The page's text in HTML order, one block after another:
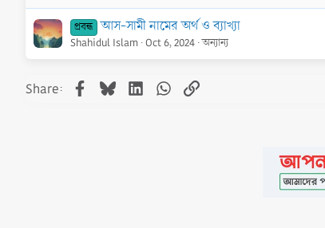
প্রবন্ধ আস-সামী নামের অর্থ ও ব্যাখ্যা
Shahidul Islam Oct 6, 2024 অন্যান্য
Share: Facebook
BlueskyLinkedInWhatsApp
Link